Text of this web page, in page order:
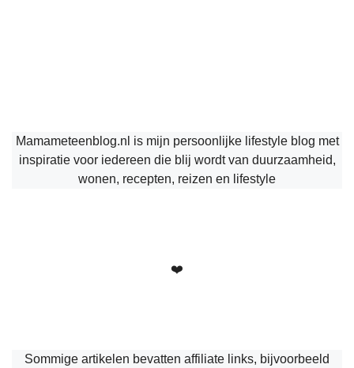
Mamameteenblog.nl is mijn persoonlijke lifestyle blog met
inspiratie voor iedereen die blij wordt van duurzaamheid,
wonen, recepten, reizen en lifestyle
❤️
Sommige artikelen bevatten affiliate links, bijvoorbeeld